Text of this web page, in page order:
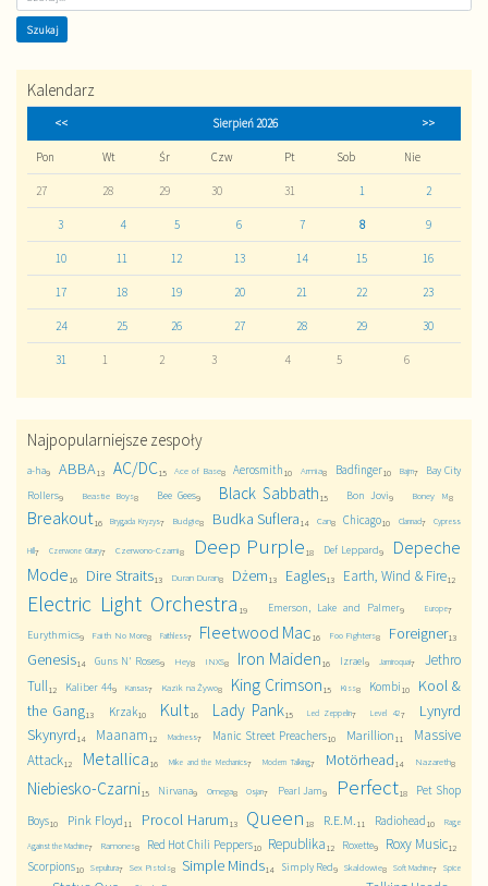
Kalendarz
<< Sierpień 2026 >>
Pon Wt Śr Czw Pt Sob Nie
27 28 29 30 31 1 2
3 4 5 6 7 8 9
10 11 12 13 14 15 16
17 18 19 20 21 22 23
24 25 26 27 28 29 30
31 1 2 3 4 5 6
Najpopularniejsze zespoły
a-ha9 ABBA13 AC/DC15 Ace of Base8 Aerosmith 10 Armia8 Badfinger10 Bajm7
Bay City
Rollers9 Beastie Boys8 Bee Gees9 Black Sabbath 15 Bon Jovi9 Boney M8
Breakout16 Brygada Kryzys7 Budgie8 Budka Suflera 14 Can8 Chicago10 Clannad7 Cypress
Hill7 Czerwone Gitary7 Czerwono-Czarni8 Deep Purple 18 Def Leppard9
Depeche
Mode 16 Dire Straits13 Duran Duran8 Dżem 13 Eagles13 Earth, Wind & Fire12
Electric Light Orchestra 19 Emerson, Lake and Palmer9 Europe7
Eurythmics9 Faith No More8 Faithless7 Fleetwood Mac 16 Foo Fighters8 Foreigner13
Genesis14 Guns N' Roses9 Hey8 INXS8 Iron Maiden 16 Izrael9 Jamiroquai7
Jethro
Tull12 Kaliber 449 Kansas7 Kazik na Żywo8 King Crimson 15 Kiss8 Kombi 10
Kool &
the Gang13 Krzak10 Kult16 Lady Pank15 Led Zeppelin7 Level 427
Lynyrd
Skynyrd 14 Maanam 12 Madness7 Manic Street Preachers10 Marillion 11
Massive
Attack12 Metallica 16 Mike and the Mechanics7 Modern Talking7 Motörhead 14 Nazareth8
Niebiesko-Czarni15 Nirvana9 Omega8 Osjan7 Pearl Jam9 Perfect18
Pet Shop
Boys10 Pink Floyd 11 Procol Harum 13 Queen 18 R.E.M. 11 Radiohead 10 Rage
Against the Machine7 Ramones8 Red Hot Chili Peppers10 Republika 12 Roxette9 Roxy Music12
Scorpions10 Sepultura7 Sex Pistols8 Simple Minds14 Simply Red9 Skaldowie8 Soft Machine7
Spice